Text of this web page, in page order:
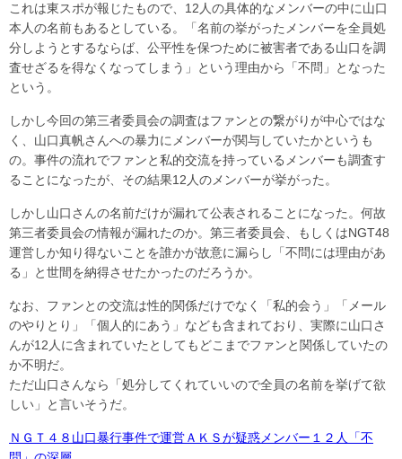
これは東スポが報じたもので、12人の具体的なメンバーの中に山口
本人の名前もあるとしている。「名前の挙がったメンバーを全員処
分しようとするならば、公平性を保つために被害者である山口を調
査せざるを得なくなってしまう」という理由から「不問」となった
という。
しかし今回の第三者委員会の調査はファンとの繋がりが中心ではな
く、山口真帆さんへの暴力にメンバーが関与していたかというも
の。事件の流れでファンと私的交流を持っているメンバーも調査す
ることになったが、その結果12人のメンバーが挙がった。
しかし山口さんの名前だけが漏れて公表されることになった。何故
第三者委員会の情報が漏れたのか。第三者委員会、もしくはNGT48
運営しか知り得ないことを誰かが故意に漏らし「不問には理由があ
る」と世間を納得させたかったのだろうか。
なお、ファンとの交流は性的関係だけでなく「私的会う」「メール
のやりとり」「個人的にあう」なども含まれており、実際に山口さ
んが12人に含まれていたとしてもどこまでファンと関係していたの
か不明だ。
ただ山口さんなら「処分してくれていいので全員の名前を挙げて欲
しい」と言いそうだ。
ＮＧＴ４８山口暴行事件で運営ＡＫＳが疑惑メンバー１２人「不